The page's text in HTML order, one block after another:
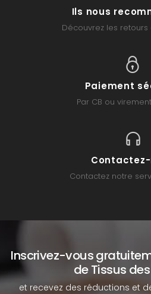
Ils nous
Découvrez les
Paiement
Par CB ou
Contactez notre
Inscrivez-vous
de Tissus
et recevez des réductions et